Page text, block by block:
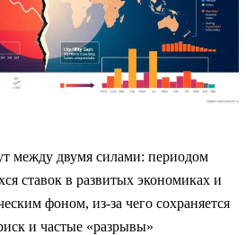
между двумя силами: периодом
ставок в развитых экономиках и
фоном, из‑за чего сохраняется
и частые «разрывы»